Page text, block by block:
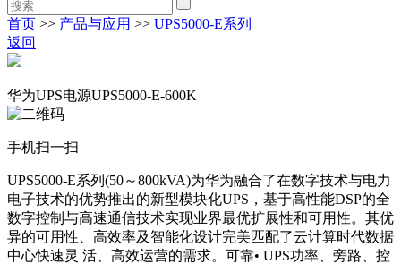
首页 >> 产品与应用 >> UPS5000-E系列
返回
华为UPS电源UPS5000-E-600K
手机扫一扫
UPS5000-E系列(50～800kVA)为华为融合了在数字技术与电力
电子技术的优势推出的新型模块化UPS，基于高性能DSP的全
数字控制与高速通信技术实现业界最优扩展性和可用性。其优
异的可用性、高效率及智能化设计完美匹配了云计算时代数据
中心快速灵 活、高效运营的需求。可靠• UPS功率、旁路、控